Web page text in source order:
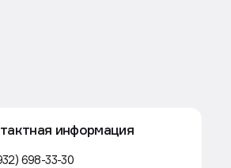
информация
698-33-30